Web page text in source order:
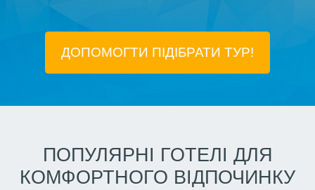
ДОПОМОГТИ ПІДIБРАТИ ТУР!
ПОПУЛЯРНІ ГОТЕЛІ ДЛЯ
КОМФОРТНОГО ВІДПОЧИНКУ